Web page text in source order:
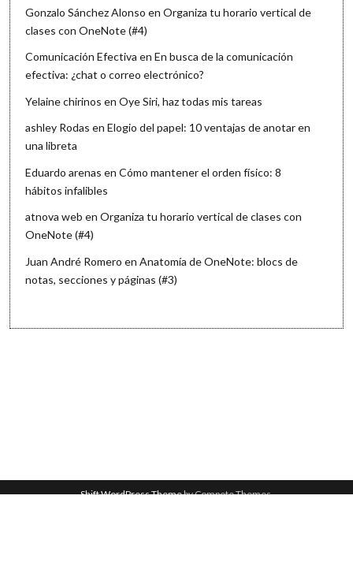
Gonzalo Sánchez Alonso enOrganiza tu horario vertical de
clases con OneNote (#4)
Comunicación Efectiva enEn busca de la comunicación
efectiva: ¿chat o correo electrónico?
Yelaine chirinos enOye Siri, haz todas mis tareas
ashley Rodas enElogio del papel: 10 ventajas de anotar en
una libreta
Eduardo arenas enCómo mantener el orden físico: 8
hábitos infalibles
atnova web enOrganiza tu horario vertical de clases con
OneNote (#4)
Juan André Romero enAnatomía de OneNote: blocs de
notas, secciones y páginas (#3)
Shift WordPress Themeby Compete Themes.